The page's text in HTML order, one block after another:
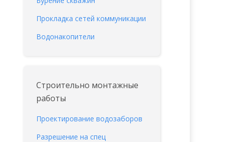
Прокладка сетей коммуникации
Водонакопители
Строительно монтажные
работы
Проектирование водозаборов
Разрешение на спец